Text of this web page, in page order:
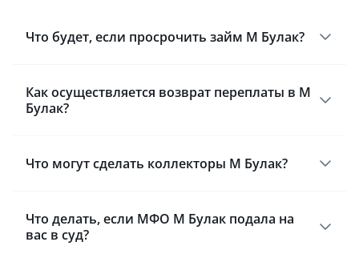
Что будет, если просрочить займ М Булак?
Как осуществляется возврат переплаты в М
Булак?
Что могут сделать коллекторы М Булак?
Что делать, если МФО М Булак подала на
вас в суд?